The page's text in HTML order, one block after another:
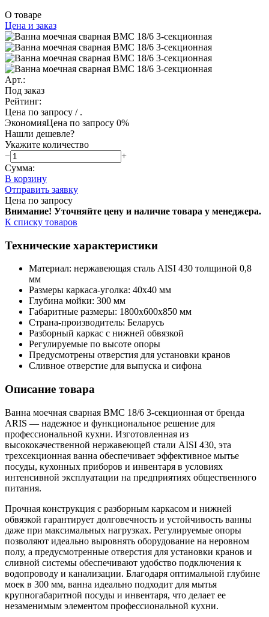
О товаре
Цена и заказ
Арт.:
Под заказ
Рейтинг:
Цена по запросу / .
ЭкономияЦена по запросу 0%
Нашли дешевле?
Укажите количество
−
+
Сумма:
В корзину
Отправить заявку
Цена по запросу
Внимание! Уточняйте цену и наличие товара у менеджера.
К списку товаров
Технические характеристики
Материал: нержавеющая сталь AISI 430 толщиной 0,8
мм
Размеры каркаса-уголка: 40х40 мм
Глубина мойки: 300 мм
Габаритные размеры: 1800х600х850 мм
Страна-производитель: Беларусь
Разборный каркас с нижней обвязкой
Регулируемые по высоте опоры
Предусмотрены отверстия для установки кранов
Сливное отверстие для выпуска и сифона
Описание товара
Ванна моечная сварная ВМС 18/6 3-секционная от бренда
ARIS — надежное и функциональное решение для
профессиональной кухни. Изготовленная из
высококачественной нержавеющей стали AISI 430, эта
трехсекционная ванна обеспечивает эффективное мытье
посуды, кухонных приборов и инвентаря в условиях
интенсивной эксплуатации на предприятиях общественного
питания.
Прочная конструкция с разборным каркасом и нижней
обвязкой гарантирует долговечность и устойчивость ванны
даже при максимальных нагрузках. Регулируемые опоры
позволяют идеально выровнять оборудование на неровном
полу, а предусмотренные отверстия для установки кранов и
сливной системы обеспечивают удобство подключения к
водопроводу и канализации. Благодаря оптимальной глубине
моек в 300 мм, ванна идеально подходит для мытья
крупногабаритной посуды и инвентаря, что делает ее
незаменимым элементом профессиональной кухни.